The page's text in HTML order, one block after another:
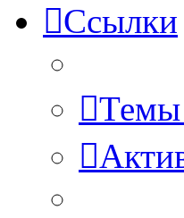
Ссылки
Темы